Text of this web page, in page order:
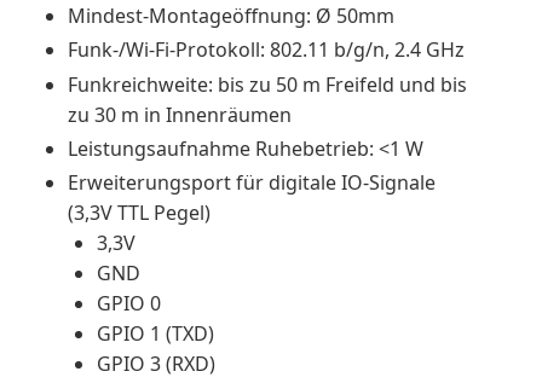
Mindest-Montageöffnung: Ø 50mm
Funk-/Wi-Fi-Protokoll: 802.11 b/g/n, 2.4 GHz
Funkreichweite: bis zu 50 m Freifeld und bis
zu 30 m in Innenräumen
Leistungsaufnahme Ruhebetrieb: <1 W
Erweiterungsport für digitale IO-Signale
(3,3V TTL Pegel)
3,3V
GND
GPIO 0
GPIO 1 (TXD)
GPIO 3 (RXD)